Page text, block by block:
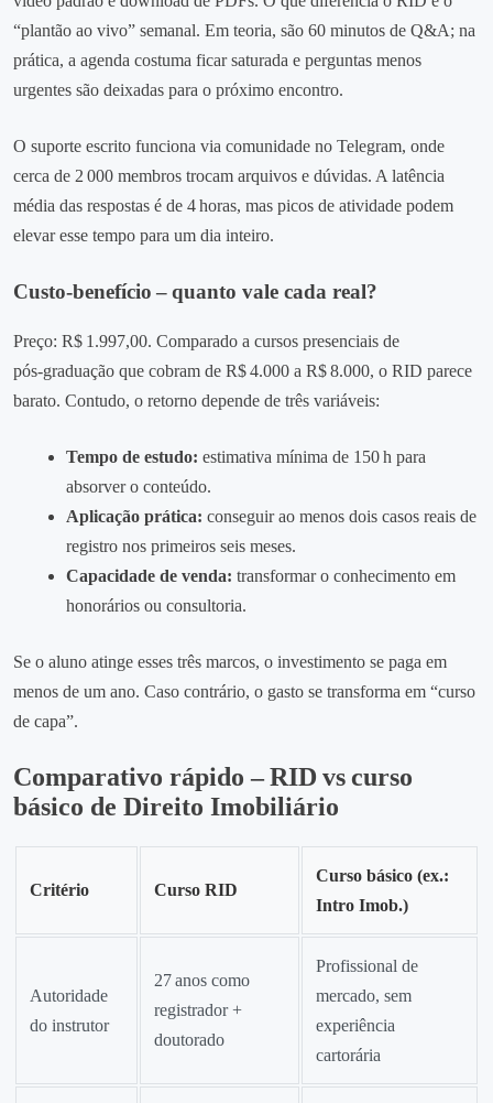
“plantão ao vivo” semanal. Em teoria, são 60 minutos de Q&A; na
prática, a agenda costuma ficar saturada e perguntas menos
urgentes são deixadas para o próximo encontro.
O suporte escrito funciona via comunidade no Telegram, onde
cerca de 2 000 membros trocam arquivos e dúvidas. A latência
média das respostas é de 4 horas, mas picos de atividade podem
elevar esse tempo para um dia inteiro.
Custo‑benefício – quanto vale cada real?
Preço: R$ 1.997,00. Comparado a cursos presenciais de
pós‑graduação que cobram de R$ 4.000 a R$ 8.000, o RID parece
barato. Contudo, o retorno depende de três variáveis:
Tempo de estudo: estimativa mínima de 150 h para
absorver o conteúdo.
Aplicação prática: conseguir ao menos dois casos reais de
registro nos primeiros seis meses.
Capacidade de venda: transformar o conhecimento em
honorários ou consultoria.
Se o aluno atinge esses três marcos, o investimento se paga em
menos de um ano. Caso contrário, o gasto se transforma em “curso
de capa”.
Comparativo rápido – RID vs curso
básico de Direito Imobiliário
Critério Curso RID
Curso básico (ex.:
Intro Imob.)
Autoridade
do instrutor
27 anos como
registrador +
doutorado
Profissional de
mercado, sem
experiência
cartorária